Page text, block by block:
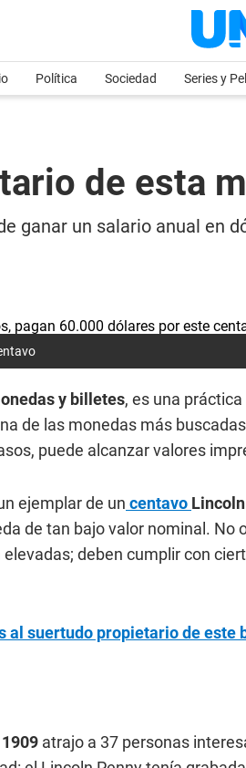
Política Sociedad Series y
de esta
ganar un salario anual en
y billetes, es una
de las monedas más
puede alcanzar valores
ejemplar de un centavo
de tan bajo valor nominal. No
deben cumplir con
al suertudo propietario de este
atrajo a 37 personas